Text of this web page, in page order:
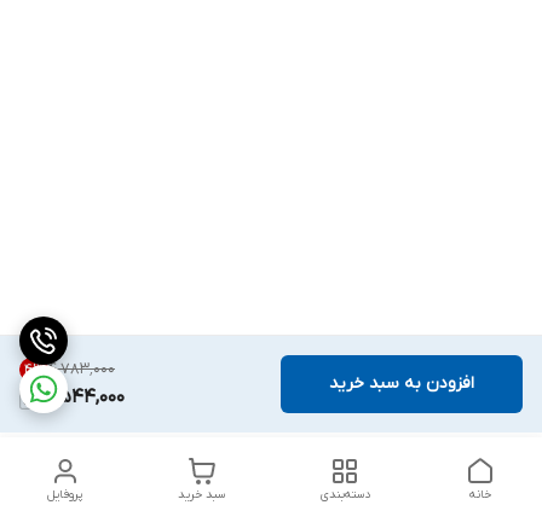
۴٬۷۸۳٬۰۰۰ 4%
4,544,000
افزودن به سبد خرید
پروفایل سبد خرید دسته‌بندی خانه